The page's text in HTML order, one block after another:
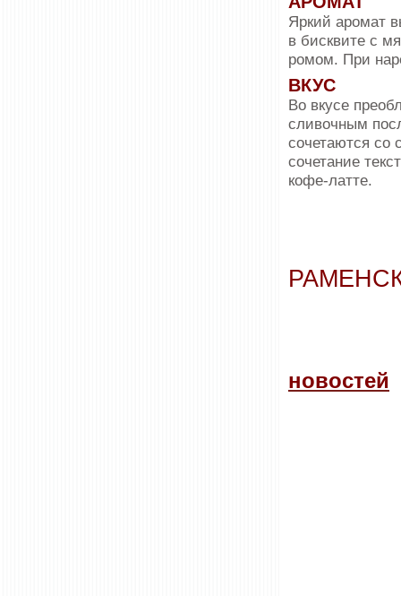
Яркий аромат
в бисквите с
ромом. При
ВКУС
Во вкусе
сливочным
сочетаются со
сочетание
кофе‑латте.
новостей